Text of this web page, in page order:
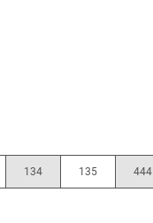
134 135 444